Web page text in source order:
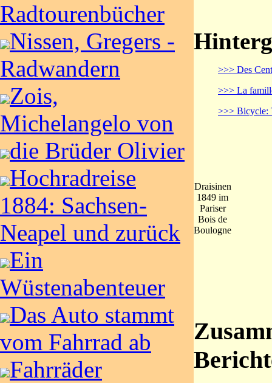
Radtourenbücher
Nissen, Gregers -
Radwandern
Zois,
Michelangelo von
die Brüder Olivier
Hochradreise
1884: Sachsen-
Neapel und zurück
Ein
Wüstenabenteuer
Das Auto stammt
vom Fahrrad ab
Fahrräder
>>> Des
>>> La
>>> Bicycle:
Draisinen
1849 im
Pariser
Bois de
Boulogne